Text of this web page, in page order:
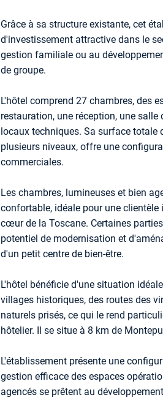
Grâce à sa structure existante, cet
d'investissement attractive dans le
gestion familiale ou au
de groupe.
L'hôtel comprend 27 chambres, des
restauration, une réception, une salle
locaux techniques. Sa surface totale
plusieurs niveaux, offre une
commerciales.
Les chambres, lumineuses et bien
confortable, idéale pour une
cœur de la Toscane. Certaines
potentiel de modernisation et
d'un petit centre de bien-être.
L'hôtel bénéficie d'une situation
villages historiques, des routes des
naturels prisés, ce qui le rend
hôtelier. Il se situe à 8 km de
L'établissement présente une
gestion efficace des espaces
agencés se prêtent au